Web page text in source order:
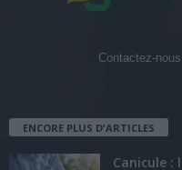
Contactez-nous:
ENCORE PLUS D'ARTICLES
Canicule :